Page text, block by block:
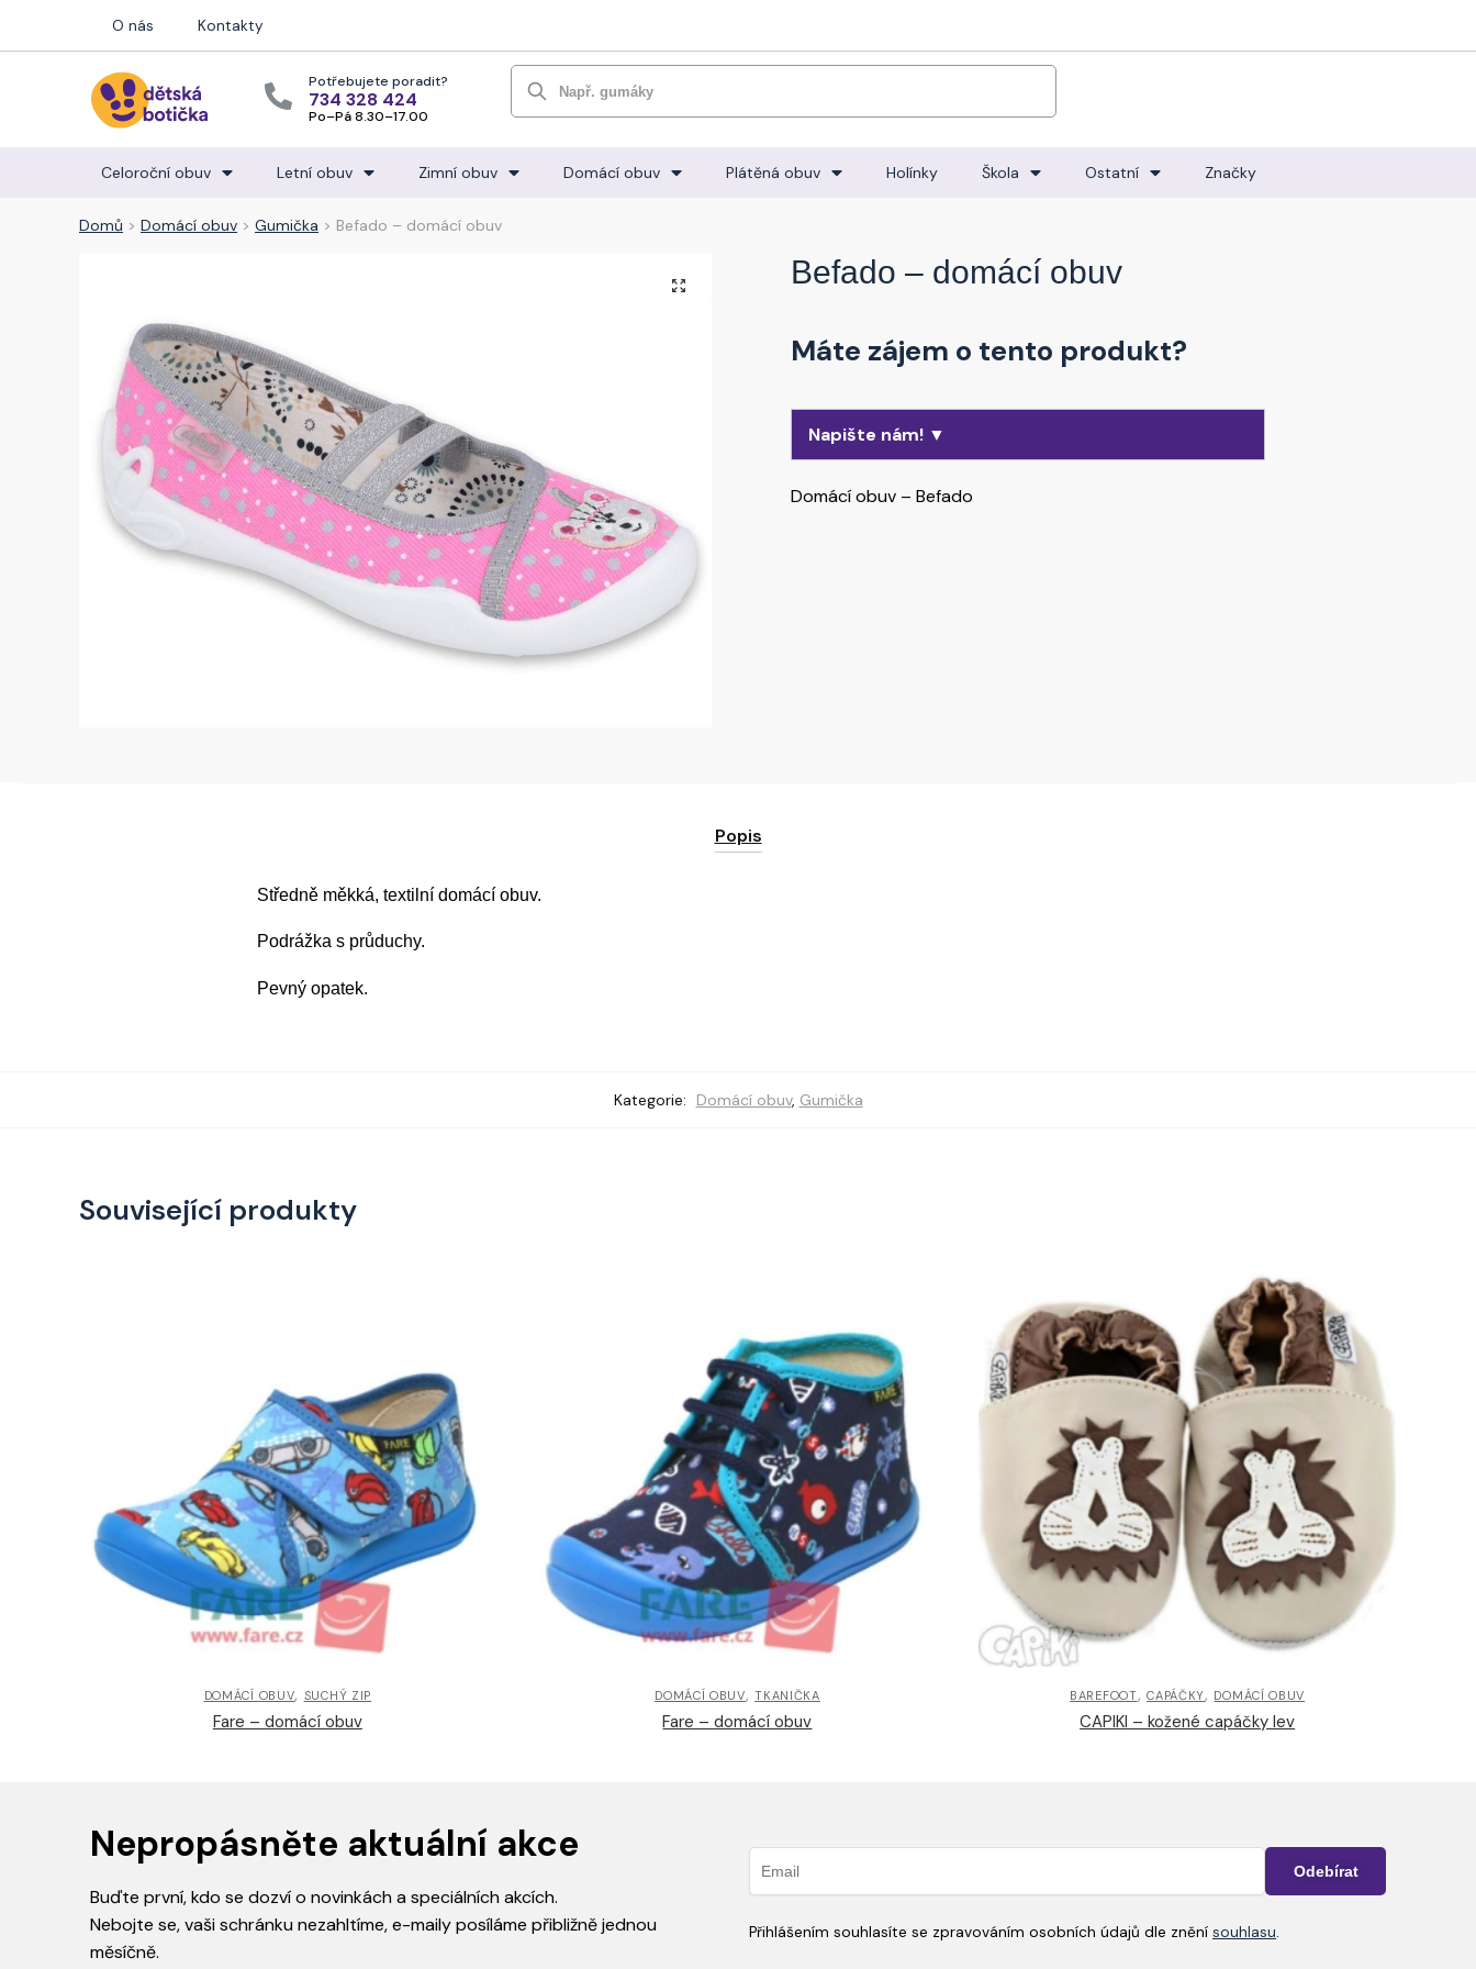
O nás Kontakty
Potřebujete poradit?
734 328 424
Po–Pá 8.30–17.00
Hledat
Celoroční obuv Letní obuv Zimní obuv Domácí obuv Plátěná obuv Holínky Škola Ostatní Značky
Domů >Domácí obuv >Gumička > Befado – domácí obuv
🔍 Befado – domácí obuv
Máte zájem o tento produkt?
Napište nám! ▼
Domácí obuv – Befado
Popis
Středně měkká, textilní domácí obuv.
Podrážka s průduchy.
Pevný opatek.
Kategorie: Domácí obuv, Gumička
Související produkty
DOMÁCÍ OBUV, SUCHÝ ZIP
Fare – domácí obuv
DOMÁCÍ OBUV,TKANIČKA
Fare – domácí obuv
BAREFOOT,CAPÁČKY, DOMÁCÍ OBUV
CAPIKI – kožené capáčky lev
Nepropásněte aktuální akce
Buďte první, kdo se dozví o novinkách a speciálních akcích.
Nebojte se, vaši schránku nezahltíme, e-maily posíláme přibližně jednou
měsíčně.
Přihlášením souhlasíte se zpravováním osobních údajů dle znění souhlasu.